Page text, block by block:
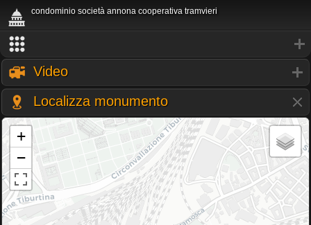
condominio società annona cooperativa tramvieri
Video
Localizza monumento
+
−